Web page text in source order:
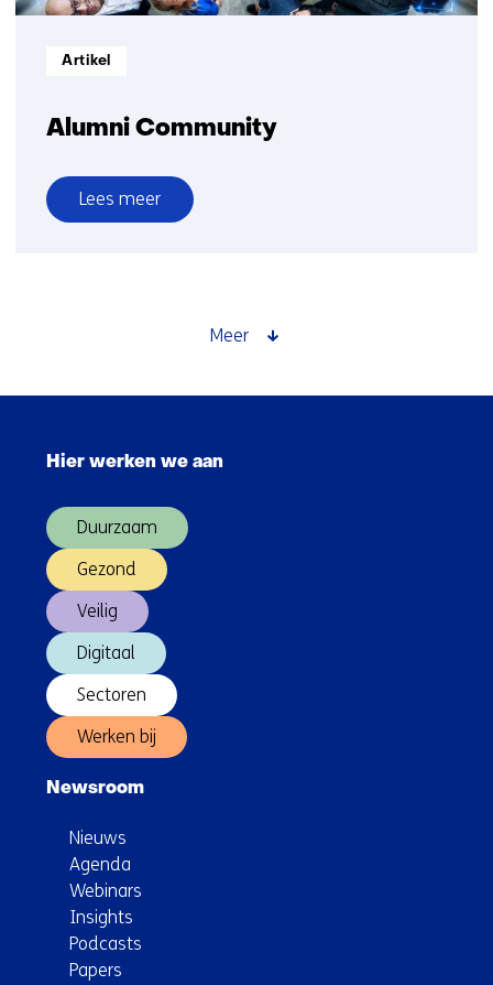
Alumni Community
Informatietype:
Artikel
Lees meer
over
Meer
Hier werken we aan
Duurzaam
Gezond
Veilig
Digitaal
Sectoren
Werken bij
Newsroom
Nieuws
Agenda
Webinars
Insights
Podcasts
Papers